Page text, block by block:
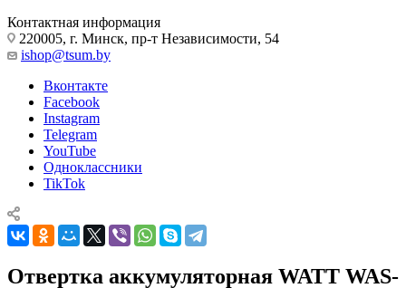
Контактная информация
220005, г. Минск, пр-т Независимости, 54
ishop@tsum.by
Вконтакте
Facebook
Instagram
Telegram
YouTube
Одноклассники
TikTok
Отвертка аккумуляторная WATT WAS-